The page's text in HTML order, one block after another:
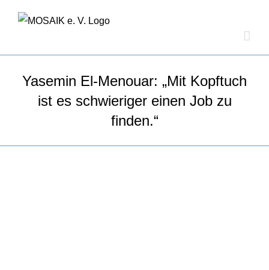
Yasemin El-Menouar: „Mit Kopftuch
ist es schwieriger einen Job zu
finden.“